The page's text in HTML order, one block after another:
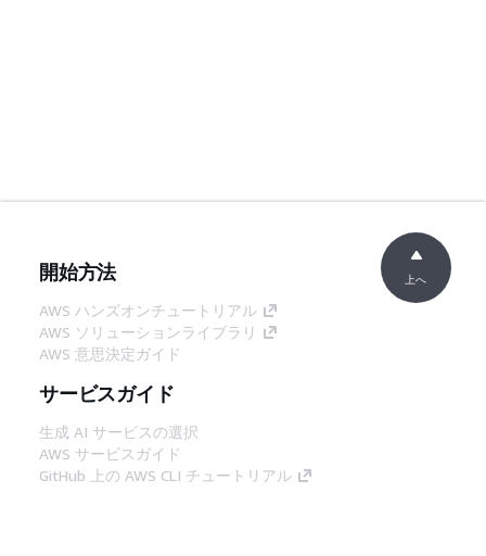
開始方法
AWS ハンズオンチュートリアル
AWS ソリューションライブラリ
AWS 意思決定ガイド
サービスガイド
生成 AI サービスの選択
AWS サービスガイド
GitHub 上の AWS CLI チュートリアル
上へ